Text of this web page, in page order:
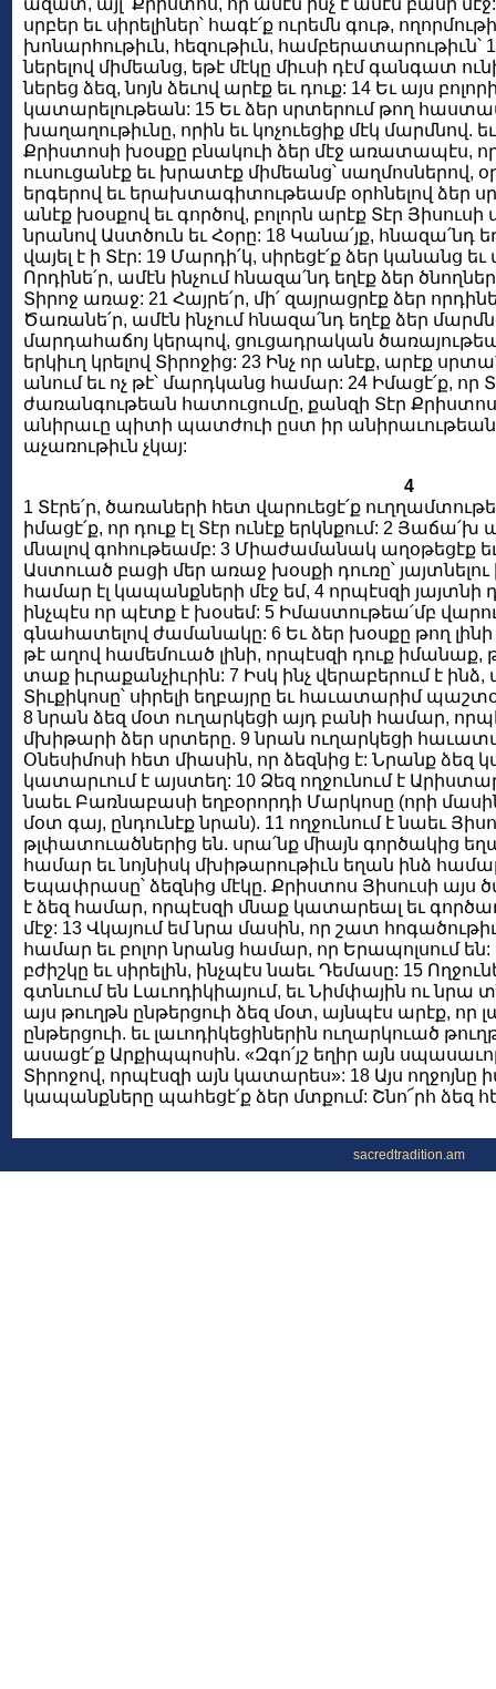
ազատ, այլ՝ Քրիստոս, որ ամէն ինչ է ամէն բանի
սրբեր եւ սիրելիներ՝ հագէ՛ք ուրեմն գութ,
խոնարհութիւն, հեզութիւն, համբերատարութիւն՝
ներելով միմեանց, եթէ մէկը միւսի դէմ գանգատ
ներեց ձեզ, նոյն ձեւով արէք եւ դուք: 14 Եւ այս
կատարելութեան: 15 Եւ ձեր սրտերում թող
խաղաղութիւնը, որին եւ կոչուեցիք մէկ մարմնով.
Քրիստոսի խօսքը բնակուի ձեր մէջ առատապէս,
ուսուցանէք եւ խրատէք միմեանց՝ սաղմոսներով,
երգերով եւ երախտագիտութեամբ օրհնելով ձեր
անէք խօսքով եւ գործով, բոլորն արէք Տէր Յիսուսի
նրանով Աստծուն եւ Հօրը: 18 Կանա՛յք, հնազա՛նդ
վայել է ի Տէր: 19 Մարդի՛կ, սիրեցէ՛ք ձեր կանանց
Որդինե՛ր, ամէն ինչում հնազա՛նդ եղէք ձեր
Տիրոջ առաջ: 21 Հայրե՛ր, մի՛ զայրացրէք ձեր
Ծառանե՛ր, ամէն ինչում հնազա՛նդ եղէք ձեր
մարդահաճոյ կերպով, ցուցադրական
երկիւղ կրելով Տիրոջից: 23 Ինչ որ անէք, արէք
անում եւ ոչ թէ՝ մարդկանց համար: 24 Իմացէ՛ք,
ժառանգութեան հատուցումը, քանզի Տէր
անիրաւը պիտի պատժուի ըստ իր
աչառութիւն չկայ:
4
1 Տէրե՛ր, ծառաների հետ վարուեցէ՛ք
իմացէ՛ք, որ դուք էլ Տէր ունէք երկնքում: 2
մնալով գոհութեամբ: 3 Միաժամանակ աղօթեցէք
Աստուած բացի մեր առաջ խօսքի դուռը՝
համար էլ կապանքների մէջ եմ, 4 որպէսզի յայտնի
ինչպէս որ պէտք է խօսեմ: 5 Իմաստութեա՛մբ
գնահատելով ժամանակը: 6 Եւ ձեր խօսքը թող լինի
թէ աղով համեմուած լինի, որպէսզի դուք
տաք իւրաքանչիւրին: 7 Իսկ ինչ վերաբերում է
Տիւքիկոսը՝ սիրելի եղբայրը եւ հաւատարիմ
8 նրան ձեզ մօտ ուղարկեցի այդ բանի համար,
մխիթարի ձեր սրտերը. 9 նրան ուղարկեցի
Օնեսիմոսի հետ միասին, որ ձեզնից է: Նրանք ձեզ
կատարւում է այստեղ: 10 Ձեզ ողջունում է
նաեւ Բառնաբասի եղբօրորդի Մարկոսը (որի
մօտ գայ, ընդունէք նրան). 11 ողջունում է նաեւ
թլփատուածներից են. սրա՛նք միայն գործակից
համար եւ նոյնիսկ մխիթարութիւն եղան ինձ
Եպափրասը՝ ձեզնից մէկը. Քրիստոս Յիսուսի
է ձեզ համար, որպէսզի մնաք կատարեալ եւ
մէջ: 13 Վկայում եմ նրա մասին, որ շատ
համար եւ բոլոր նրանց համար, որ Երապոլսում են:
բժիշկը եւ սիրելին, ինչպէս նաեւ Դեմասը: 15
գտնւում են Լաւոդիկիայում, եւ Նիմփային ու նրա
այս թուղթն ընթերցուի ձեզ մօտ, այնպէս արէք, որ
ընթերցուի. եւ լաւոդիկեցիներին ուղարկուած
ասացէ՛ք Արքիպպոսին. «Զգո՛յշ եղիր այն
Տիրոջով, որպէսզի այն կատարես»: 18 Այս ողջոյնը
կապանքները պահեցէ՛ք ձեր մտքում: Շնո՜րհ ձեզ
sacredtradition.am